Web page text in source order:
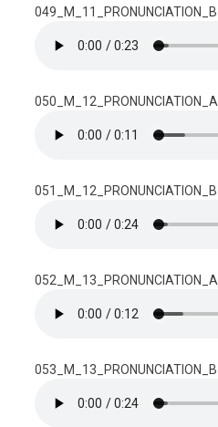
049_M_11_PRONUNCIATION_B
050_M_12_PRONUNCIATION_A
051_M_12_PRONUNCIATION_B
052_M_13_PRONUNCIATION_A
053_M_13_PRONUNCIATION_B